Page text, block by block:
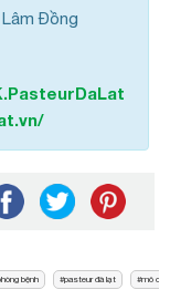
Đồng
bệnh pasteur đà lạt mô cầu